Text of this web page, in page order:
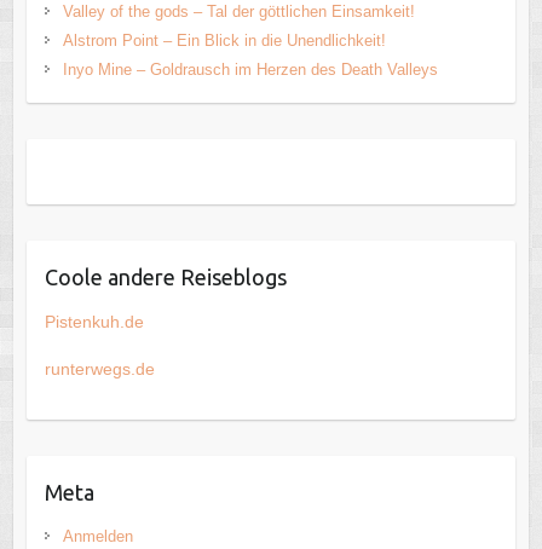
Valley of the gods – Tal der göttlichen Einsamkeit!
Alstrom Point – Ein Blick in die Unendlichkeit!
Inyo Mine – Goldrausch im Herzen des Death Valleys
Coole andere Reiseblogs
Pistenkuh.de
runterwegs.de
Meta
Anmelden